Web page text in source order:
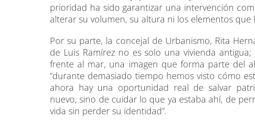
prioridad ha sido garantizar una intervención
alterar su volumen, su altura ni los elementos
Por su parte, la concejal de Urbanismo, Rita
de Luis Ramírez no es solo una vivienda
frente al mar, una imagen que forma parte del
“durante demasiado tiempo hemos visto cómo
ahora hay una oportunidad real de salvar
nuevo, sino de cuidar lo que ya estaba ahí, de
vida sin perder su identidad”.